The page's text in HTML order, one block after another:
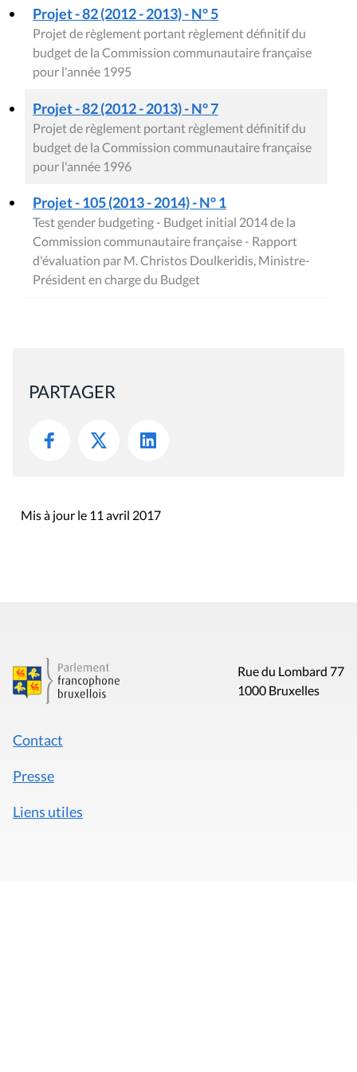
Projet - 82 (2012 - 2013) - N° 5
Projet de règlement portant règlement définitif du
budget de la Commission communautaire française
pour l'année 1995
Projet - 82 (2012 - 2013) - N° 7
Projet de règlement portant règlement définitif du
budget de la Commission communautaire française
pour l'année 1996
Projet - 105 (2013 - 2014) - N° 1
Test gender budgeting - Budget initial 2014 de la
Commission communautaire française - Rapport
d'évaluation par M. Christos Doulkeridis, Ministre-
Président en charge du Budget
PARTAGER
Mis à jour le 11 avril 2017
Rue du Lombard 77
1000 Bruxelles
Contact
Presse
Liens utiles